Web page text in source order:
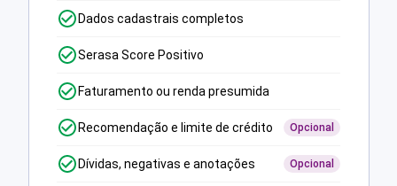
Dados cadastrais completos
Serasa Score Positivo
Faturamento ou renda presumida
Recomendação e limite de crédito Opcional
Dívidas, negativas e anotações Opcional